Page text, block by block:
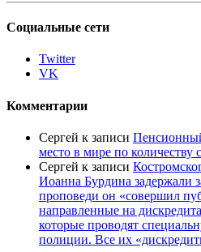
Социальные сети
Twitter
VK
Комментарии
Сергей к записи
место в мире по количеству
Сергей к записи
Иоанна Бурдина задержали
проповеди он «совершил
направленные на
которые проводят
полиции. Все их